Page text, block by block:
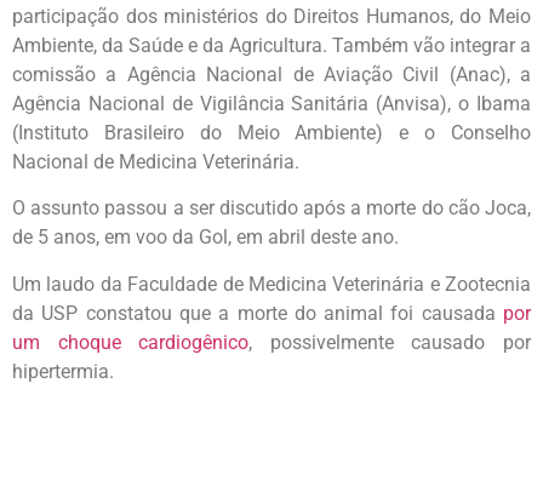
participação dos ministérios do Direitos Humanos, do Meio
Ambiente, da Saúde e da Agricultura. Também vão integrar a
comissão a Agência Nacional de Aviação Civil (Anac), a
Agência Nacional de Vigilância Sanitária (Anvisa), o Ibama
(Instituto Brasileiro do Meio Ambiente) e o Conselho
Nacional de Medicina Veterinária.
O assunto passou a ser discutido após a morte do cão Joca,
de 5 anos, em voo da Gol, em abril deste ano.
Um laudo da Faculdade de Medicina Veterinária e Zootecnia
da USP constatou que a morte do animal foi causada por
um choque cardiogênico, possivelmente causado por
hipertermia.